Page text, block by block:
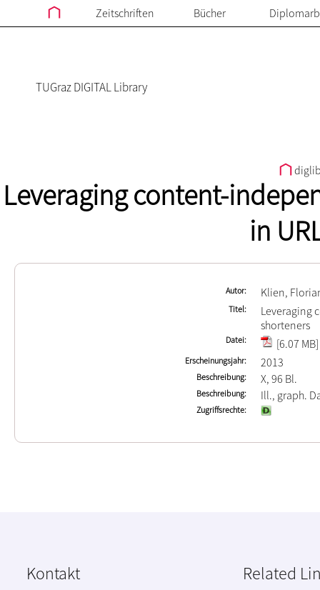
Zeitschriften Bücher
TUGraz DIGITAL Library
Leveraging content-
in
Autor Klien,
Titel
Leveraging
shorteners
Datei [6.07 MB]
Erscheinungsjahr 2013
Beschreibung X, 96 Bl.
Beschreibung Ill., graph.
Zugriffsrechte
Kontakt Related